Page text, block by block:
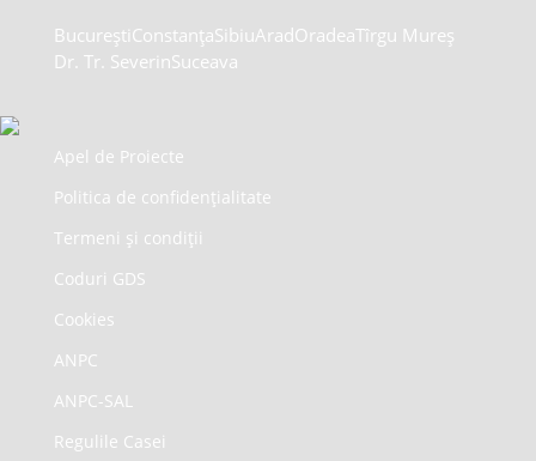
București ConstanțaSibiuAradOradeaTîrgu Mureș
Dr. Tr. SeverinSuceava
Apel de Proiecte
Politica de confidențialitate
Termeni și condiții
Coduri GDS
Cookies
ANPC
ANPC-SAL
Regulile Casei